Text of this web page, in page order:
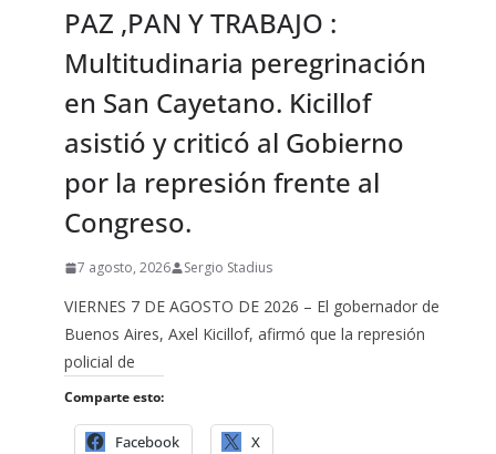
PAZ ,PAN Y TRABAJO :
Multitudinaria peregrinación
en San Cayetano. Kicillof
asistió y criticó al Gobierno
por la represión frente al
Congreso.
7 agosto, 2026 Sergio Stadius
VIERNES 7 DE AGOSTO DE 2026 – El gobernador de
Buenos Aires, Axel Kicillof, afirmó que la represión
policial de
Comparte esto:
Facebook X